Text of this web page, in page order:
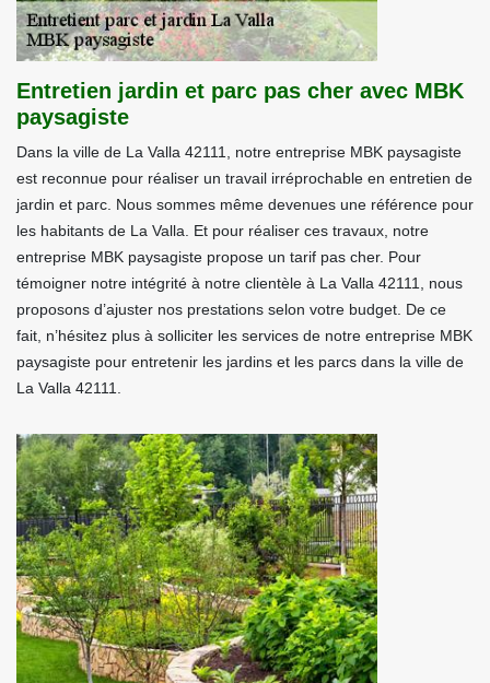
Entretien jardin et parc pas cher avec MBK
paysagiste
Dans la ville de La Valla 42111, notre entreprise MBK paysagiste
est reconnue pour réaliser un travail irréprochable en entretien de
jardin et parc. Nous sommes même devenues une référence pour
les habitants de La Valla. Et pour réaliser ces travaux, notre
entreprise MBK paysagiste propose un tarif pas cher. Pour
témoigner notre intégrité à notre clientèle à La Valla 42111, nous
proposons d’ajuster nos prestations selon votre budget. De ce
fait, n’hésitez plus à solliciter les services de notre entreprise MBK
paysagiste pour entretenir les jardins et les parcs dans la ville de
La Valla 42111.